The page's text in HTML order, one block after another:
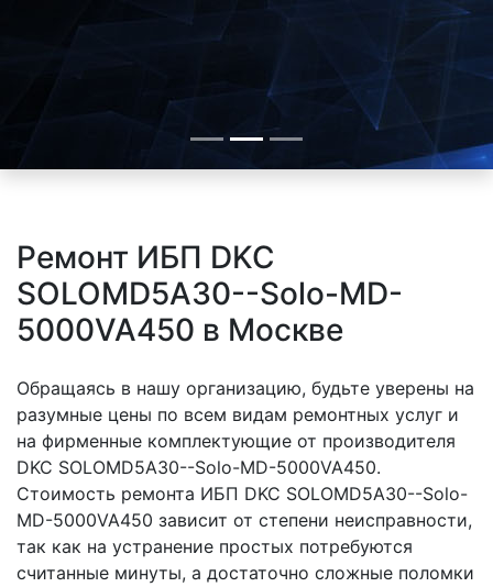
Ремонт ИБП DKC
SOLOMD5A30--Solo-MD-
5000VA450 в Москве
Обращаясь в нашу организацию, будьте уверены на
разумные цены по всем видам ремонтных услуг и
на фирменные комплектующие от производителя
DKC SOLOMD5A30--Solo-MD-5000VA450.
Стоимость ремонта ИБП DKC SOLOMD5A30--Solo-
MD-5000VA450 зависит от степени неисправности,
так как на устранение простых потребуются
считанные минуты, а достаточно сложные поломки